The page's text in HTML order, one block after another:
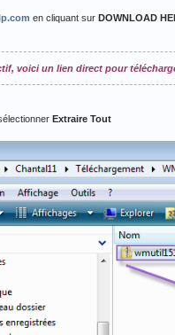
en cliquant sur DOWNLOAD
voici un lien direct pour
sélectionner Extraire Tout